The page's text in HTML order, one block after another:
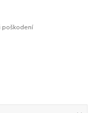
poškodení